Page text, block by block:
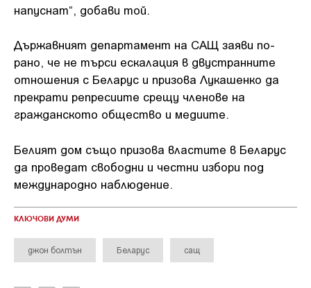
напуснат“, добави той.
Държавният департамент на САЩ заяви по-
рано, че не търси ескалация в двустранните
отношения с Беларус и призова Лукашенко да
прекрати репресиите срещу членове на
гражданското общество и медиите.
Белият дом също призова властите в Беларус
да проведат свободни и честни избори под
международно наблюдение.
КЛЮЧОВИ ДУМИ
джон болтън Беларус сащ